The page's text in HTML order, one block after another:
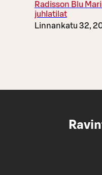
Radisson Blu
juhlatilat
Linnankatu 32,